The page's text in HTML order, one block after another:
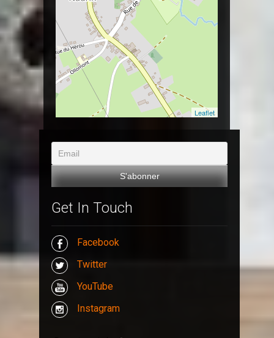
Leaflet
Get In Touch
Facebook
Twitter
YouTube
Instagram